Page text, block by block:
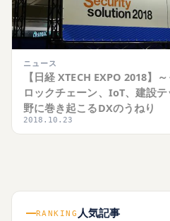
ニュース
【日経 XTECH EXPO 2018】
ロックチェーン、IoT、建設
野に巻き起こるDXのうねり
2018.10.23
RANKING 人気記事